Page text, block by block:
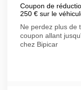
Coupon de
250 € sur le
Ne perdez plus de
coupon allant
chez Bipicar